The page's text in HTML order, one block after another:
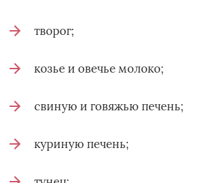
творог;
козье и овечье молоко;
свиную и говяжью печень;
куриную печень;